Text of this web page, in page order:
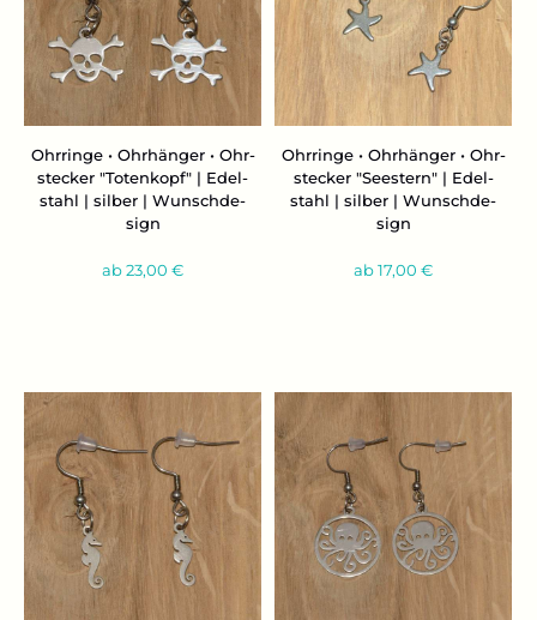
Ohr­rin­ge • Ohr­hän­ger • Ohr­
ste­cker "To­ten­kopf" | Edel­
stahl | sil­ber | Wunsch­de­
sign
ab 23,00 €
Ohr­rin­ge • Ohr­hän­ger • Ohr­
ste­cker "See­stern" | Edel­
stahl | sil­ber | Wunsch­de­
sign
ab 17,00 €